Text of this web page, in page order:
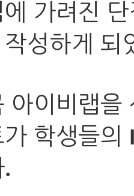
가려진
성하게 되
아이비랩을
학생들의
.